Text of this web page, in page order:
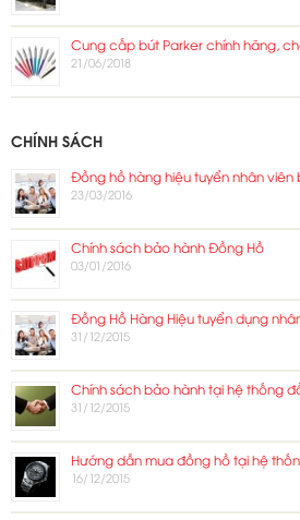
Cung cấp bút Parker chính hãng,
21/06/2018
CHÍNH SÁCH
Đồng hồ hàng hiệu tuyển nhân viên
23/03/2016
Chính sách bảo hành Đồng Hồ
03/01/2016
Đồng Hồ Hàng Hiệu tuyển dụng
31/12/2015
Chính sách bảo hành tại hệ thống
31/12/2015
Hướng dẫn mua đồng hồ tại hệ
16/12/2015